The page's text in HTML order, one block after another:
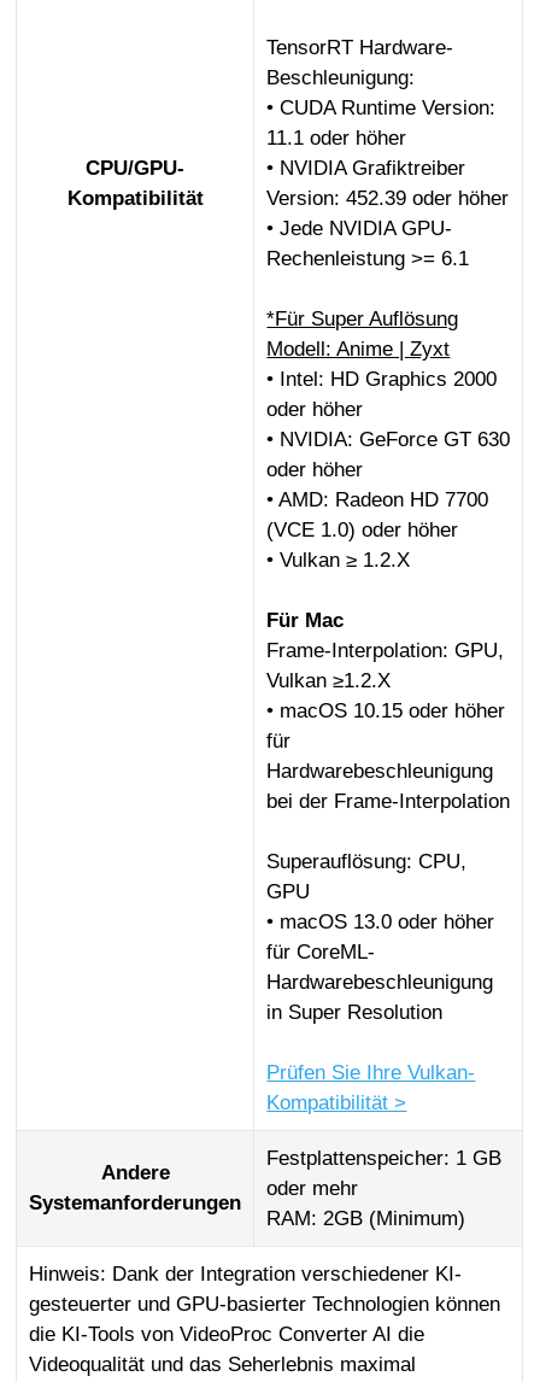
CPU/GPU-
Kompatibilität
TensorRT Hardware-
Beschleunigung:
• CUDA Runtime Version:
11.1 oder höher
• NVIDIA Grafiktreiber
Version: 452.39 oder höher
• Jede NVIDIA GPU-
Rechenleistung >= 6.1
*Für Super Auflösung
Modell: Anime | Zyxt
• Intel: HD Graphics 2000
oder höher
• NVIDIA: GeForce GT 630
oder höher
• AMD: Radeon HD 7700
(VCE 1.0) oder höher
• Vulkan ≥ 1.2.X
Für Mac
Frame-Interpolation: GPU,
Vulkan ≥1.2.X
• macOS 10.15 oder höher
für
Hardwarebeschleunigung
bei der Frame-Interpolation
Superauflösung: CPU,
GPU
• macOS 13.0 oder höher
für CoreML-
Hardwarebeschleunigung
in Super Resolution
Prüfen Sie Ihre Vulkan-
Kompatibilität >
Andere
Systemanforderungen
Festplattenspeicher: 1 GB
oder mehr
RAM: 2GB (Minimum)
Hinweis: Dank der Integration verschiedener KI-
gesteuerter und GPU-basierter Technologien können
die KI-Tools von VideoProc Converter AI die
Videoqualität und das Seherlebnis maximal